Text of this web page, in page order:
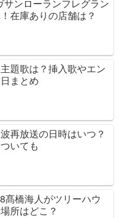
サンローランフレグラン
在庫ありの店舗は？
題歌は？挿入歌やエン
まとめ
再放送の日時はいつ？
いても
髙橋海人がツリーハウ
所はどこ？